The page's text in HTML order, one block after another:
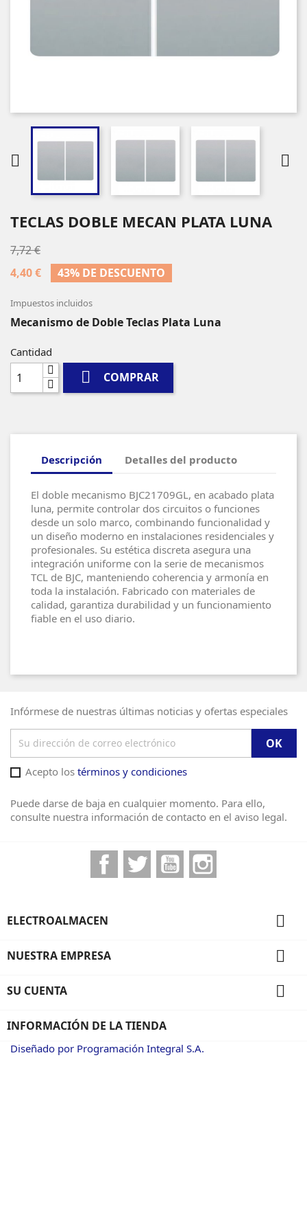
 
TECLAS DOBLE MECAN PLATA LUNA
7,72 €
4,40 €
43% DE DESCUENTO
Impuestos incluidos
Mecanismo de Doble Teclas Plata Luna
Cantidad
 COMPRAR
Descripción Detalles del producto
El doble mecanismo BJC21709GL, en acabado plata
luna, permite controlar dos circuitos o funciones
desde un solo marco, combinando funcionalidad y
un diseño moderno en instalaciones residenciales y
profesionales. Su estética discreta asegura una
integración uniforme con la serie de mecanismos
TCL de BJC, manteniendo coherencia y armonía en
toda la instalación. Fabricado con materiales de
calidad, garantiza durabilidad y un funcionamiento
fiable en el uso diario.
Infórmese de nuestras últimas noticias y ofertas especiales
Acepto los términos y condiciones
Puede darse de baja en cualquier momento. Para ello,
consulte nuestra información de contacto en el aviso legal.
FacebookTwitter YouTube
ELECTROALMACEN 
NUESTRA EMPRESA 
SU CUENTA 
INFORMACIÓN DE LA TIENDA
Diseñado por Programación Integral S.A.